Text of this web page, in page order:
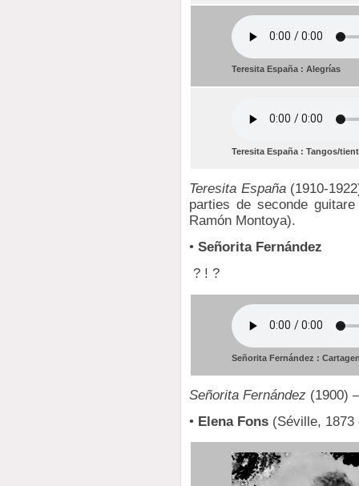
Teresita España : Alegrías
Teresita España : Tangos/
Teresita España(1910-
parties de seconde
Ramón Montoya).
•Señorita Fernández
? ! ?
Señorita Fernández :
Señorita Fernández (1900)
• Elena Fons (Séville, 1873